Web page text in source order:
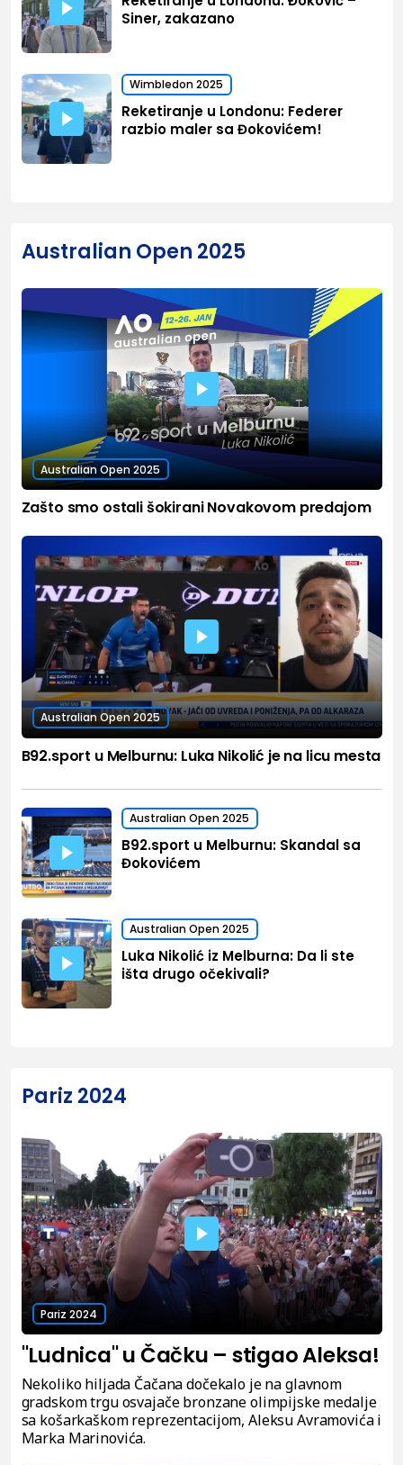
Siner, zakazano
Wimbledon 2025
Reketiranje u Londonu: Federer
razbio maler sa Đokovićem!
Australian Open 2025
Australian Open 2025
Zašto smo ostali šokirani Novakovom predajom
Australian Open 2025
B92.sport u Melburnu: Luka Nikolić je na licu mesta
Australian Open 2025
B92.sport u Melburnu: Skandal sa
Đokovićem
Australian Open 2025
Luka Nikolić iz Melburna: Da li ste
išta drugo očekivali?
Pariz 2024
Pariz 2024
"Ludnica" u Čačku – stigao Aleksa!
Nekoliko hiljada Čačana dočekalo je na glavnom
gradskom trgu osvajače bronzane olimpijske medalje
sa košarkaškom reprezentacijom, Aleksu Avramovića i
Marka Marinovića.